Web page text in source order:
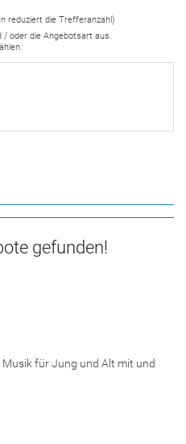
reduziert die Trefferanzahl)
/ oder die Angebotsart aus.
gefunden!
für Jung und Alt mit und